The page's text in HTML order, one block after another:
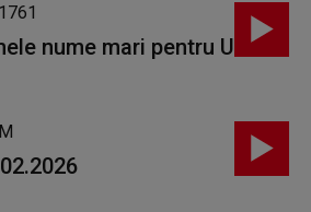
nume mari pentru Untold